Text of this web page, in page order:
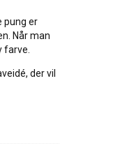
pung er
Når man
farve.
der vil